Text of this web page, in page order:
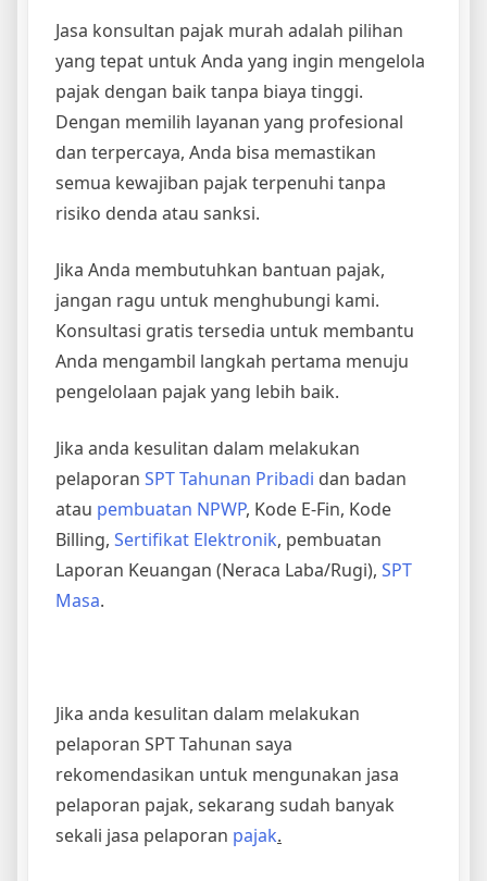
Jasa konsultan pajak murah adalah pilihan
yang tepat untuk Anda yang ingin mengelola
pajak dengan baik tanpa biaya tinggi.
Dengan memilih layanan yang profesional
dan terpercaya, Anda bisa memastikan
semua kewajiban pajak terpenuhi tanpa
risiko denda atau sanksi.
Jika Anda membutuhkan bantuan pajak,
jangan ragu untuk menghubungi kami.
Konsultasi gratis tersedia untuk membantu
Anda mengambil langkah pertama menuju
pengelolaan pajak yang lebih baik.
Jika anda kesulitan dalam melakukan
pelaporan SPT Tahunan Pribadi dan badan
atau pembuatan NPWP, Kode E-Fin, Kode
Billing, Sertifikat Elektronik, pembuatan
Laporan Keuangan (Neraca Laba/Rugi), SPT
Masa.
Jika anda kesulitan dalam melakukan
pelaporan SPT Tahunan saya
rekomendasikan untuk mengunakan jasa
pelaporan pajak, sekarang sudah banyak
sekali jasa pelaporan pajak.